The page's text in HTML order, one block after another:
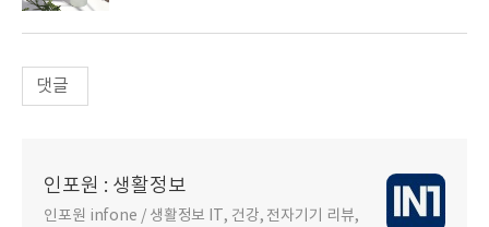
댓글
인포원 : 생활정보
인포원 infone / 생활정보 IT, 건강, 전자기기 리뷰,